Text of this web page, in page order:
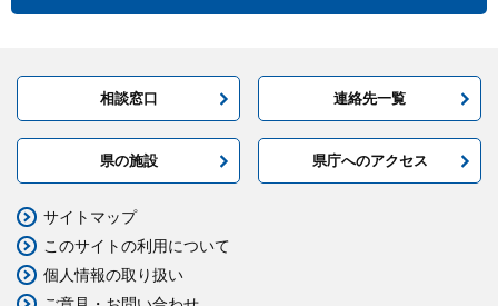
相談窓口 連絡先一覧
県の施設 県庁へのアクセス
サイトマップ
このサイトの利用について
個人情報の取り扱い